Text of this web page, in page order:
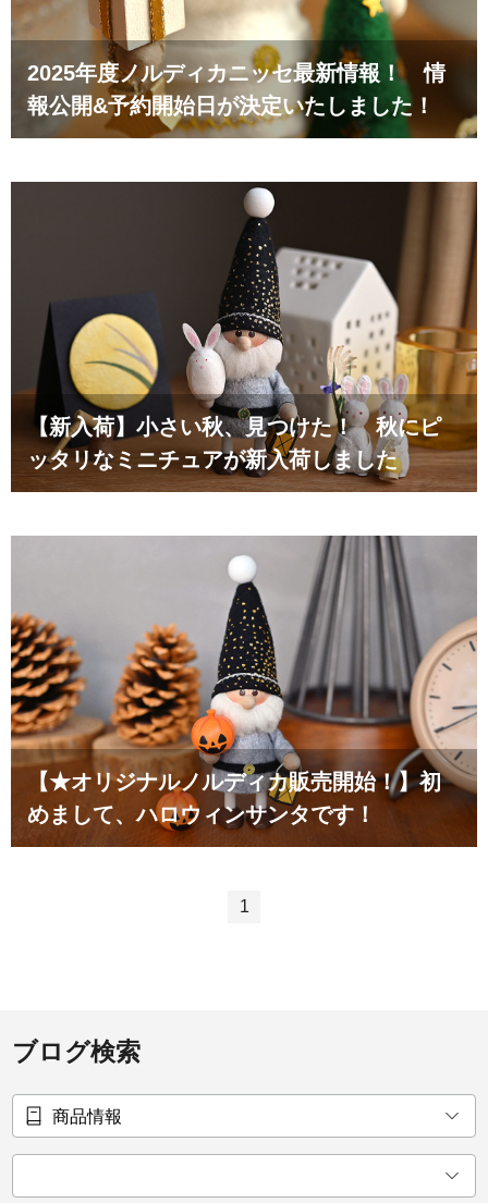
2025年度ノルディカニッセ最新情報！ 情
報公開&予約開始日が決定いたしました！
【新入荷】小さい秋、見つけた！ 秋にピ
ッタリなミニチュアが新入荷しました
【★オリジナルノルディカ販売開始！】初
めまして、ハロウィンサンタです！
1
ブログ検索